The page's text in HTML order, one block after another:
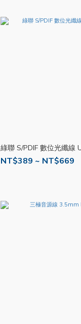
綠聯 S/PDIF 數位光纖線
NT$389 ~ NT$669